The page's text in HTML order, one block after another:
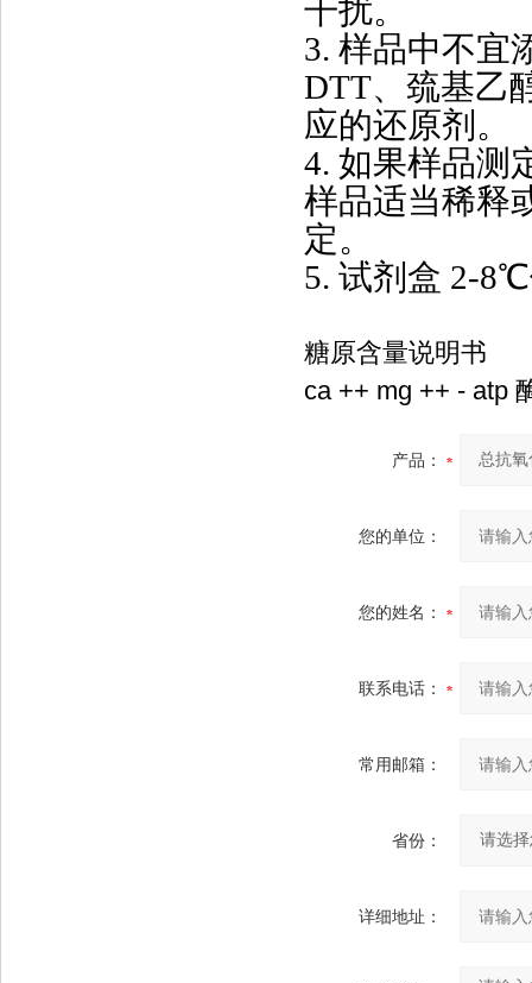
干扰。
3. 样品中不宜
DTT、巯基乙
应的还原剂。
4. 如果样品测
样品适当稀释
定。
5. 试剂盒 2-
糖原含量说明书
ca ++ mg ++ - atp
产品：
您的单位：
您的姓名：
联系电话：
常用邮箱：
省份：
详细地址：